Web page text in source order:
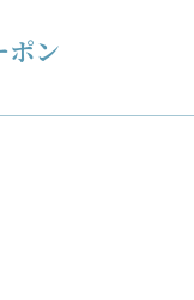
ン